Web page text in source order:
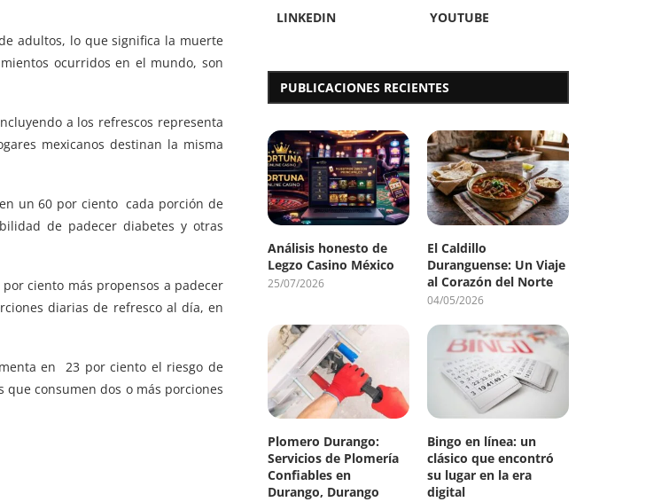
adultos, lo que significa la muerte
ocurridos en el mundo, son
a los refrescos representa
mexicanos destinan la misma
un 60 por ciento cada porción de
de padecer diabetes y otras
ciento más propensos a padecer
diarias de refresco al día, en
en 23 por ciento el riesgo de
consumen dos o más porciones
LINKEDIN
YOUTUBE
PUBLICACIONES RECIENTES
Análisis honesto de
Legzo Casino México
25/07/2026
El Caldillo
Duranguense: Un Viaje
al Corazón del Norte
04/05/2026
Plomero Durango:
Servicios de Plomería
Confiables en
Durango, Durango
Bingo en línea: un
clásico que encontró
su lugar en la era
digital